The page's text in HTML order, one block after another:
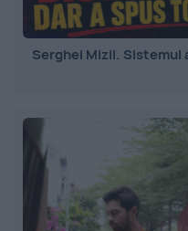
Serghei Mizil. Sistemul